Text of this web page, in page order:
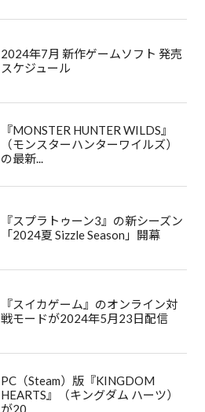
2024年7月 新作ゲームソフト 発売
スケジュール
『MONSTER HUNTER WILDS』
（モンスターハンターワイルズ）
の最新...
『スプラトゥーン3』の新シーズン
「2024夏 Sizzle Season」開幕
『スイカゲーム』のオンライン対
戦モードが2024年5月23日配信
PC（Steam）版『KINGDOM
HEARTS』（キングダム ハーツ）
が20...